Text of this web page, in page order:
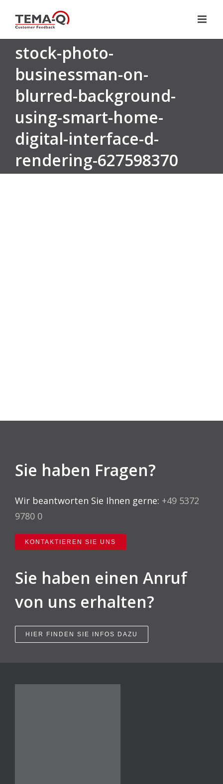
Inhalt
springen
stock-photo-
businessman-on-
blurred-background-
using-smart-home-
digital-interface-d-
rendering-627598370
Sie haben Fragen?
Wir beantworten Sie Ihnen gerne: +49 5372
9780 0
KONTAKTIEREN SIE UNS
Sie haben einen Anruf
von uns erhalten?
HIER FINDEN SIE INFOS DAZU